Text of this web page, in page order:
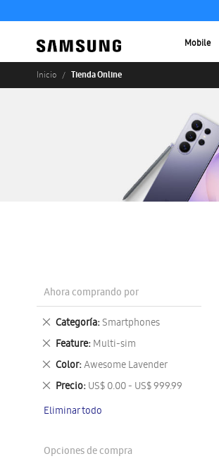
Mobile
Inicio Tienda Online
Ahora comprando por
Categoría Smartphones
Eliminar
este
artículo
Feature Multi-sim
Eliminar
este
artículo
Color Awesome Lavender
Eliminar
este
artículo
Precio US$ 0.00 - US$ 999.99
Eliminar
artículo
Eliminar todo
Opciones de compra